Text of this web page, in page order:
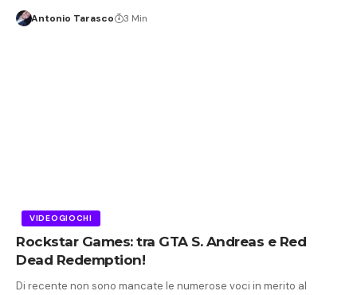
Antonio Tarasco 3 Min
VIDEOGIOCHI
Rockstar Games: tra GTA S. Andreas e Red
Dead Redemption!
Di recente non sono mancate le numerose voci in merito al